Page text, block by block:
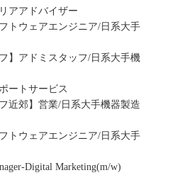
アアドバイザー
トウェアエンジニア/日系大手
】アドミスタッフ/日系大手機
ートサービス
近郊】営業/日系大手機器製造
トウェアエンジニア/日系大手
Digital Marketing(m/w)